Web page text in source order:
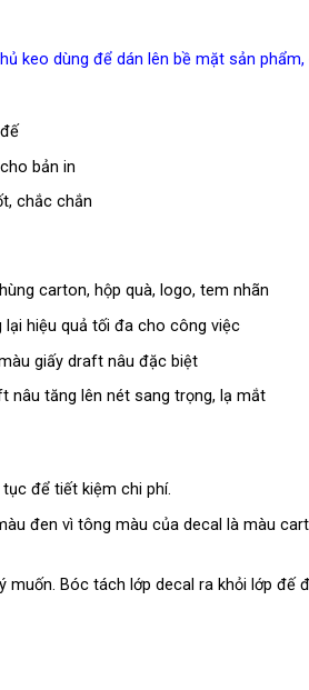
keo dùng để dán lên bề mặt sản
bản in
chắc chắn
carton, hộp quà, logo, tem nhãn
hiệu quả tối đa cho công việc
giấy draft nâu đặc biệt
nâu tăng lên nét sang trọng, lạ mắt
để tiết kiệm chi phí.
đen vì tông màu của decal là màu
Bóc tách lớp decal ra khỏi lớp đế